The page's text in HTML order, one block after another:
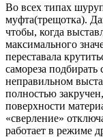
Во всех типах
муфта(трещотка).
чтобы, когда
максимального
переставала
самореза
неправильном
полностью
поверхности
«сверление»
работает в режиме